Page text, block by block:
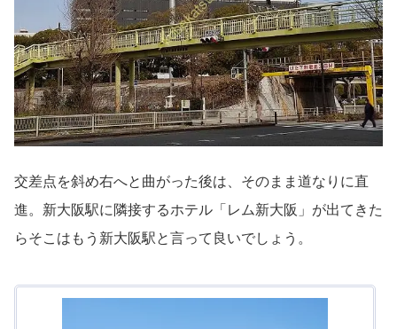
交差点を斜め右へと曲がった後は、そのまま道なりに直
進。新大阪駅に隣接するホテル「レム新大阪」が出てきた
らそこはもう新大阪駅と言って良いでしょう。